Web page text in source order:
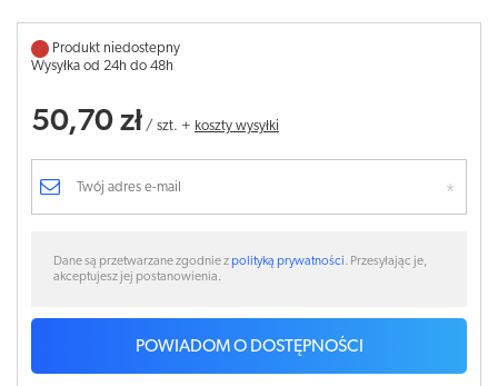
Produkt niedostepny
Wysyłka od 24h do 48h
50,70 zł / szt. + koszty wysyłki
Dane są przetwarzane zgodnie zpolityką prywatności. Przesyłając je,
akceptujesz jej postanowienia.
POWIADOM O DOSTĘPNOŚCI